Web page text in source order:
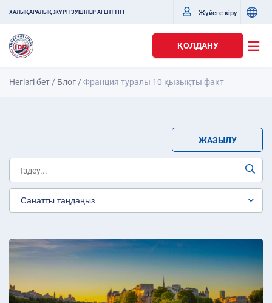
ХАЛЫҚАРАЛЫҚ ЖҮРГІЗУШІЛЕР АГЕНТТІГІ Жүйеге кіру
ҚОЛДАНУ
Негізгі бет / Блог /Франция туралы 10 қызықты факт
ЖАЗЫЛУ